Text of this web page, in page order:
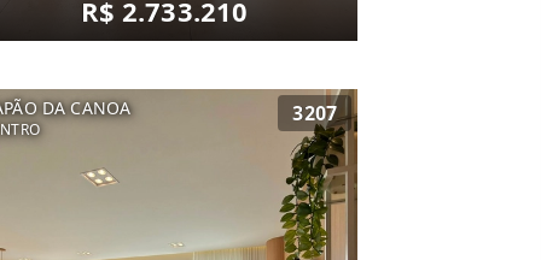
R$ 2.733.210
DA CANOA 3207